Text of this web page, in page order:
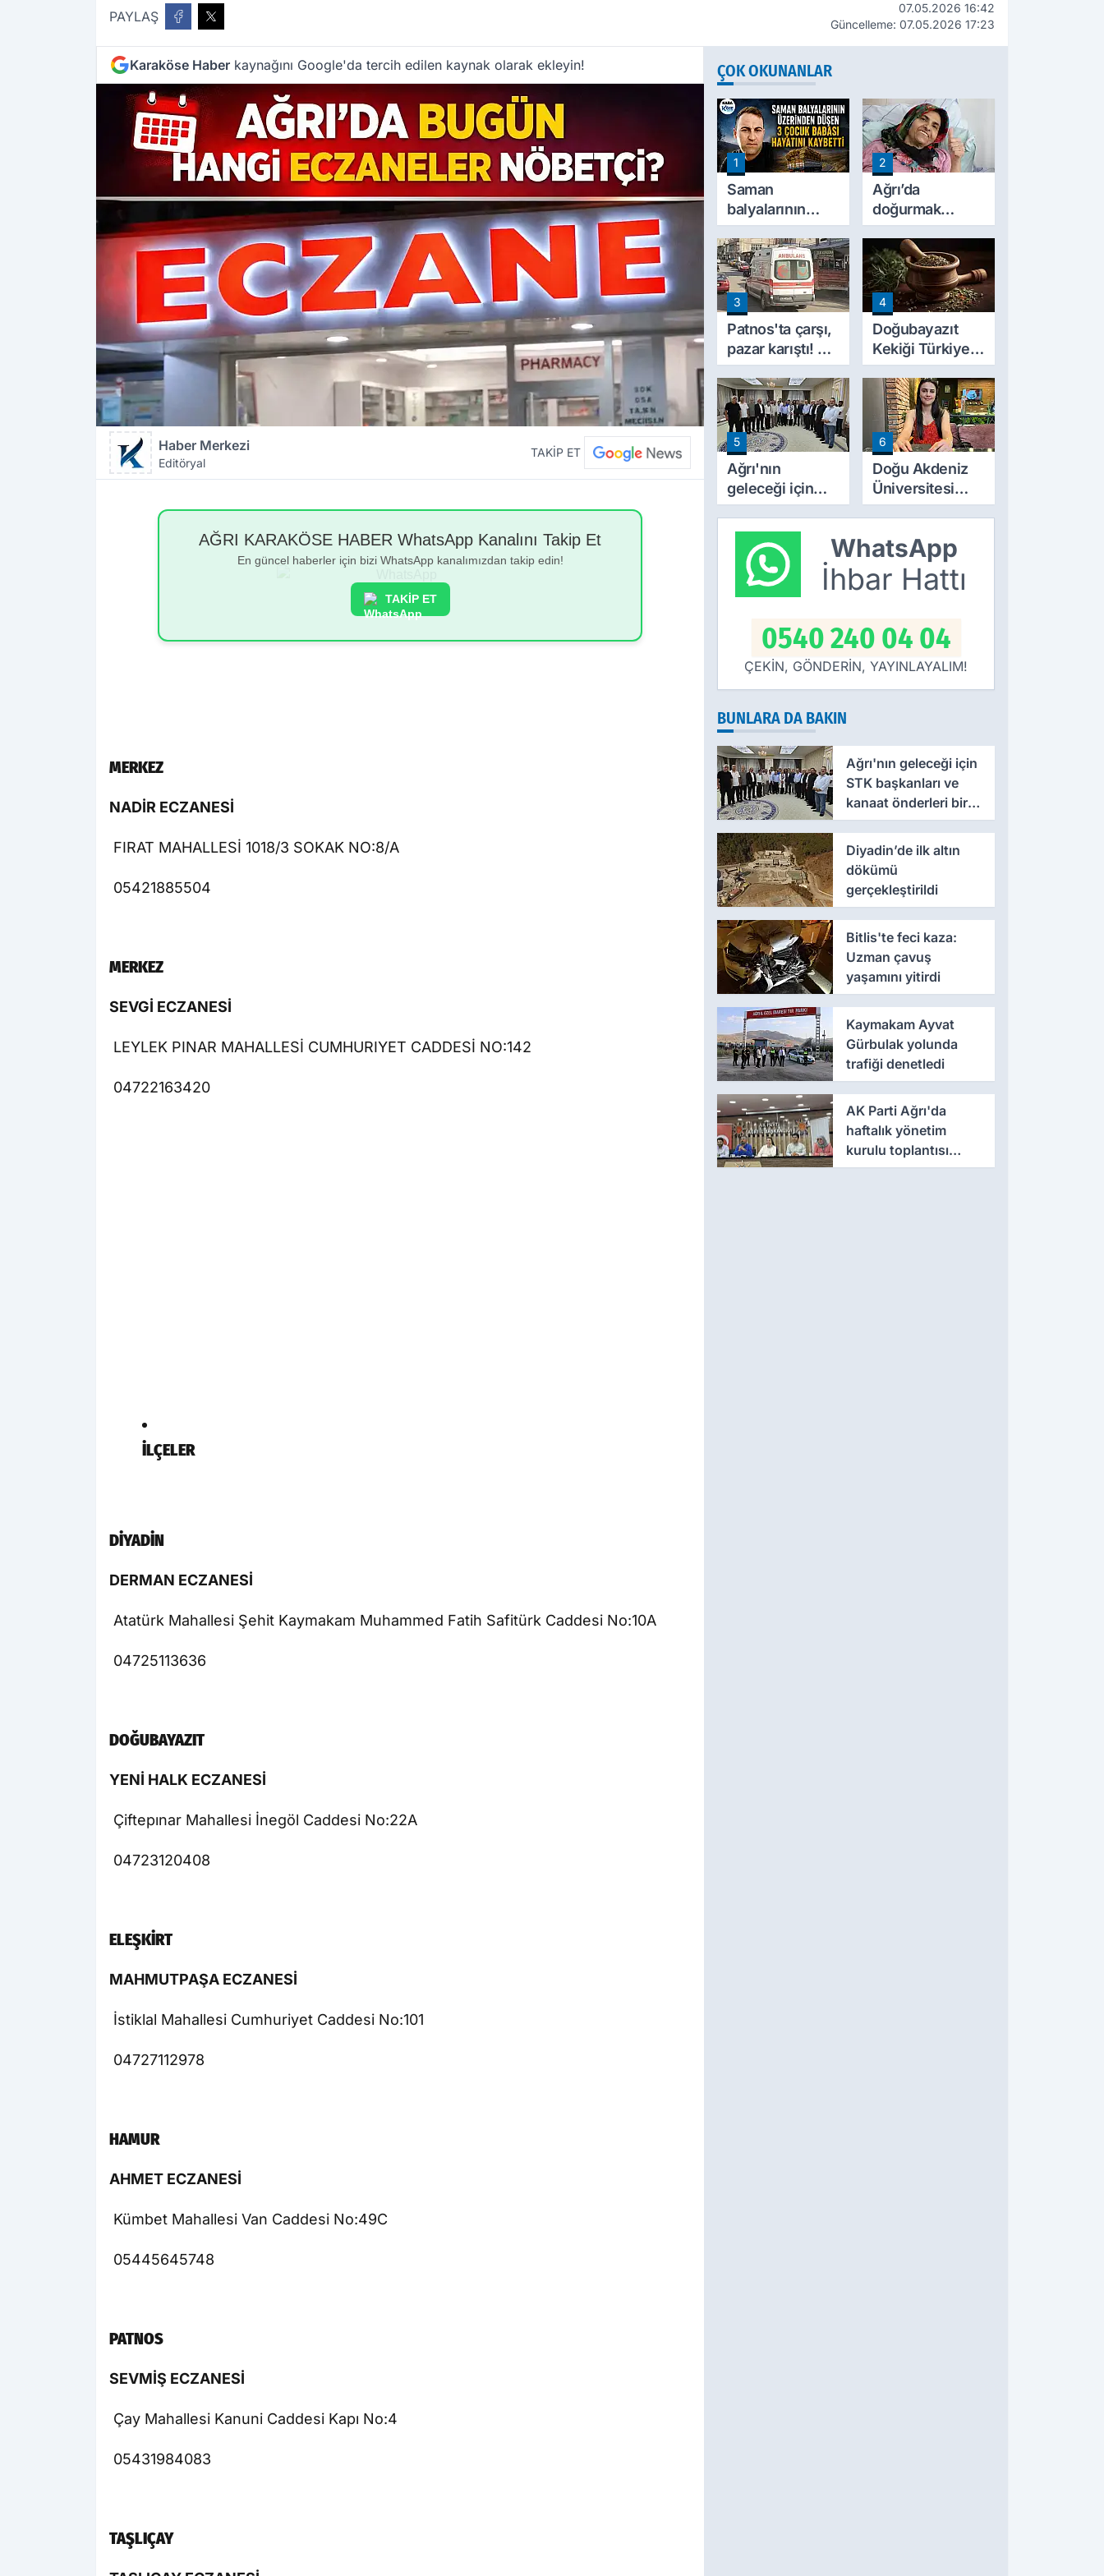
PAYLAŞ
07.05.2026 16:42
Güncelleme: 07.05.2026 17:23
Karaköse Haber kaynağını Google'da tercih edilen kaynak olarak ekleyin!
Haber Merkezi
Editöryal
TAKİP ET
AĞRI KARAKÖSE HABER WhatsApp Kanalını Takip Et
En güncel haberler için bizi WhatsApp kanalımızdan takip edin!
TAKİP ET
MERKEZ
NADİR ECZANESİ
FIRAT MAHALLESİ 1018/3 SOKAK NO:8/A
05421885504
MERKEZ
SEVGİ ECZANESİ
LEYLEK PINAR MAHALLESİ CUMHURIYET CADDESİ NO:142
04722163420
İLÇELER
DİYADİN
DERMAN ECZANESİ
Atatürk Mahallesi Şehit Kaymakam Muhammed Fatih Safitürk Caddesi No:10A
04725113636
DOĞUBAYAZIT
YENİ HALK ECZANESİ
Çiftepınar Mahallesi İnegöl Caddesi No:22A
04723120408
ELEŞKİRT
MAHMUTPAŞA ECZANESİ
İstiklal Mahallesi Cumhuriyet Caddesi No:101
04727112978
HAMUR
AHMET ECZANESİ
Kümbet Mahallesi Van Caddesi No:49C
05445645748
PATNOS
SEVMİŞ ECZANESİ
Çay Mahallesi Kanuni Caddesi Kapı No:4
05431984083
TAŞLIÇAY
ÇOK OKUNANLAR
1
Saman
balyalarının
üzerinden
düştü! Ağrı'da 3
çocuk babası
hayatını kaybetti
2
Ağrı’da
doğurmak
istemediği
çocuğu yıllar
sonra annesine
hayat verdi
3
Patnos'ta çarşı,
pazar karıştı! 2
kişi yaralandı
4
Doğubayazıt
Kekiği Türkiye
markası oluyor
5
Ağrı'nın
geleceği için
STK başkanları
ve kanaat
önderleri bir
araya geldi
6
Doğu Akdeniz
Üniversitesi
Ağrı il
hizmete başladı
WhatsApp
İhbar Hattı
0540 240 04 04
ÇEKİN, GÖNDERİN, YAYINLAYALIM!
BUNLARA DA BAKIN
Ağrı'nın geleceği için
STK başkanları ve
kanaat önderleri bir
araya geldi
Diyadin’de ilk altın
dökümü
gerçekleştirildi
Bitlis'te feci kaza:
Uzman çavuş
yaşamını yitirdi
Kaymakam Ayvat
Gürbulak yolunda
trafiği denetledi
AK Parti Ağrı'da
haftalık yönetim
kurulu toplantısı
gerçekleştirildi